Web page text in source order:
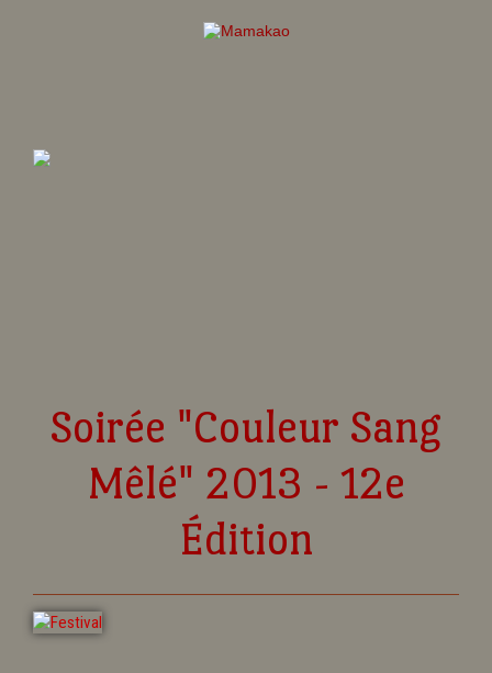
Soirée "Couleur Sang
Mêlé" 2013 - 12e
Édition